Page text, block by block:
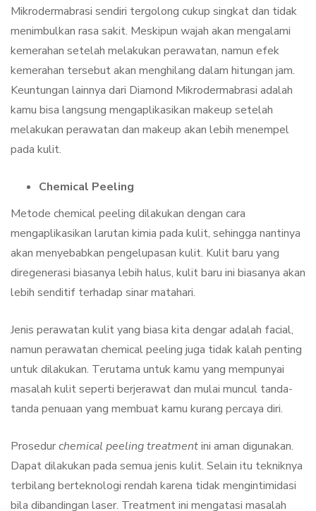
Mikrodermabrasi sendiri tergolong cukup singkat dan tidak
menimbulkan rasa sakit. Meskipun wajah akan mengalami
kemerahan setelah melakukan perawatan, namun efek
kemerahan tersebut akan menghilang dalam hitungan jam.
Keuntungan lainnya dari Diamond Mikrodermabrasi adalah
kamu bisa langsung mengaplikasikan makeup setelah
melakukan perawatan dan makeup akan lebih menempel
pada kulit.
Chemical Peeling
Metode chemical peeling dilakukan dengan cara
mengaplikasikan larutan kimia pada kulit, sehingga nantinya
akan menyebabkan pengelupasan kulit. Kulit baru yang
diregenerasi biasanya lebih halus, kulit baru ini biasanya akan
lebih senditif terhadap sinar matahari.
Jenis perawatan kulit yang biasa kita dengar adalah facial,
namun perawatan chemical peeling juga tidak kalah penting
untuk dilakukan. Terutama untuk kamu yang mempunyai
masalah kulit seperti berjerawat dan mulai muncul tanda-
tanda penuaan yang membuat kamu kurang percaya diri.
Prosedurchemical peeling treatmentini aman digunakan.
Dapat dilakukan pada semua jenis kulit. Selain itu tekniknya
terbilang berteknologi rendah karena tidak mengintimidasi
bila dibandingan laser. Treatment ini mengatasi masalah